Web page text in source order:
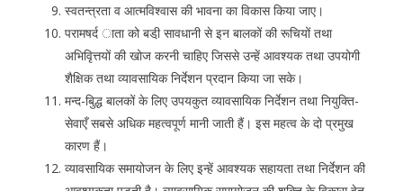
स्वतन्त्रता व आत्मविश्वास की भावना का विकास किया जाए।
परामषर्द ाता को बडी़ सावधानी से इन बालकों की रूचियों तथा
अभिवृित्तयों की खोज करनी चाहिए जिससे उन्हें आवश्यक तथा उपयोगी
शैक्षिक तथा व्यावसायिक निर्देशन प्रदान किया जा सके।
मन्द-बुिद्ध बालकों के लिए उपयकुत व्यावसायिक निर्देशन तथा नियुक्ति-
सेवाएँ सबसे अधिक महत्वपूर्ण मानी जाती हैं। इस महत्व के दो प्रमुख
कारण हैं।
व्यावसायिक समायोजन के लिए इन्हें आवश्यक सहायता तथा निर्देशन की